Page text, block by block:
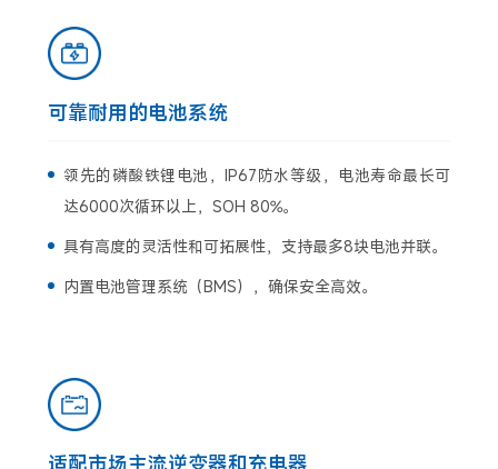
可靠耐用的电池系统
领先的磷酸铁锂电池，IP67防水等级，电池寿命最长可
达6000次循环以上，SOH 80%。
具有高度的灵活性和可拓展性，支持最多8块电池并联。
内置电池管理系统（BMS），确保安全高效。
适配市场主流逆变器和充电器